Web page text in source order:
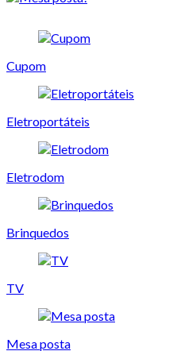
Cupom
Eletroportáteis
Eletrodom
Brinquedos
TV
Mesa posta